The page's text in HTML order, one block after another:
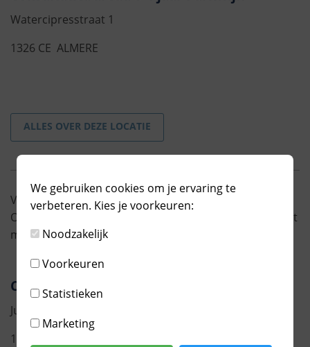
Watercipresstraat 1
1326 CE ALMERE
ALLES OVER DEZE LOCATIE
Voor inwoners van Almere Hout, Nobelhorst en
Oosterwold is het consultatiebureau in Castrovalva het
meest in de buurt.
Consultatiebureau 0-4 jaar Castrovalva
Juan Grisstraat 50
1328 SV ALMERE
We gebruiken cookies om je ervaring te
verbeteren. Kies je voorkeuren:
Noodzakelijk
Voorkeuren
Statistieken
Marketing